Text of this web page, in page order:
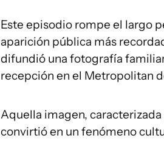
Este episodio rompe el largo
aparición pública más
difundió una fotografía
recepción en el Metropolitan
Aquella imagen, caracterizada
convirtió en un fenómeno